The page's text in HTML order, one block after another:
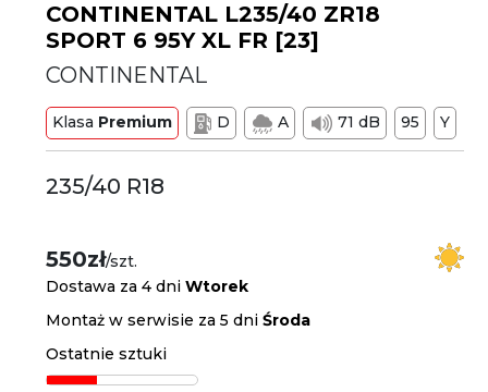
CONTINENTAL L235/40 ZR18
SPORT 6 95Y XL FR [23]
CONTINENTAL
Klasa Premium D A 71 dB 95 Y
235/40 R18
550zł/szt.
Dostawa za 4 dniWtorek
Montaż w serwisie za 5 dniŚroda
Ostatnie sztuki